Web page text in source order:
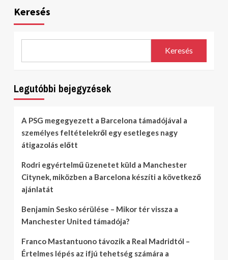
Keresés
Keresés
Legutóbbi bejegyzések
A PSG megegyezett a Barcelona támadójával a
személyes feltételekről egy esetleges nagy
átigazolás előtt
Rodri egyértelmű üzenetet küld a Manchester
Citynek, miközben a Barcelona készíti a következő
ajánlatát
Benjamin Sesko sérülése – Mikor tér vissza a
Manchester United támadója?
Franco Mastantuono távozik a Real Madridtól –
Értelmes lépés az ifjú tehetség számára a